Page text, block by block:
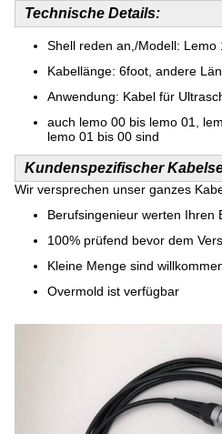
Technische Details:
Shell reden an,/Modell: Lemo
Kabellänge: 6foot, andere
Anwendung: Kabel für
auch lemo 00 bis lemo 01,
lemo 01 bis 00 sind
Kundenspezifischer
Wir versprechen unser ganzes
Berufsingenieur werten Ihren
100% prüfend bevor dem
Kleine Menge sind
Overmold ist verfügbar